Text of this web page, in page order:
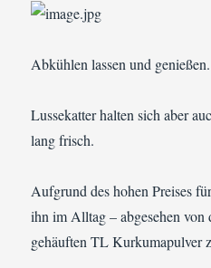
Abkühlen lassen und genießen.
Lussekatter halten sich aber
lang frisch.
Aufgrund des hohen Preises
ihn im Alltag – abgesehen von
gehäuften TL Kurkumapulver